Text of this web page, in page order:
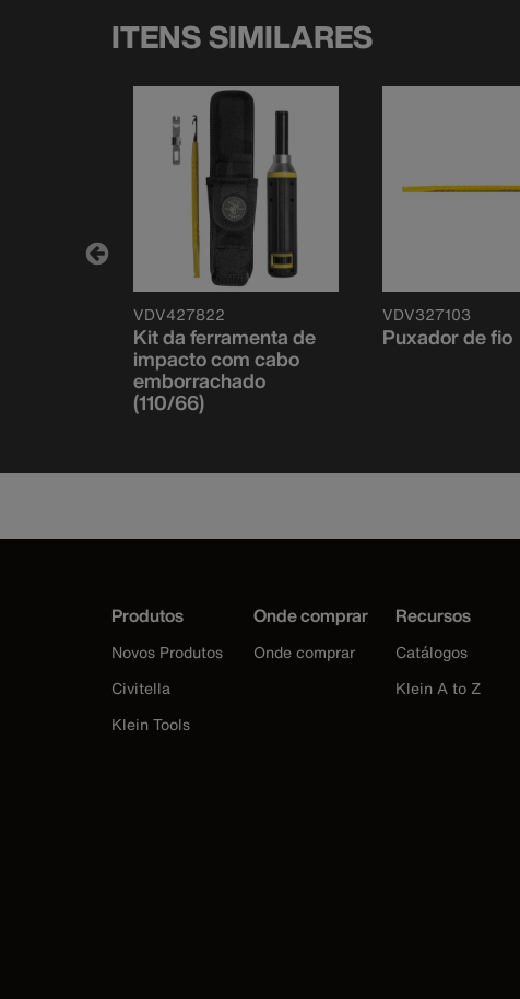
ITENS SIMILARES
VDV427822
Kit da ferramenta de
impacto com cabo
emborrachado
(110/66)
VDV327103
Puxador de fio
Produtos
Novos Produtos
Civitella
Klein Tools
Onde comprar
Onde comprar
Recursos
Catálogos
Klein A to Z